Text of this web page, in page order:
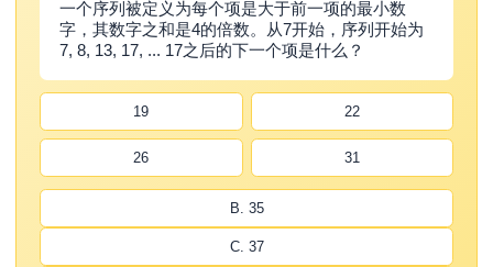
一个序列被定义为每个项是大于前一项的最小数
字，其数字之和是4的倍数。从7开始，序列开始为
7, 8, 13, 17, ... 17之后的下一个项是什么？
19 22
26 31
B. 35
C. 37